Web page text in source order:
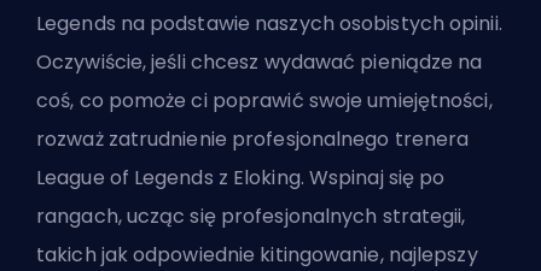
Legends na podstawie naszych osobistych opinii.
Oczywiście, jeśli chcesz wydawać pieniądze na
coś, co pomoże ci poprawić swoje umiejętności,
rozważ zatrudnienie profesjonalnego trenera
League of Legends z Eloking. Wspinaj się po
rangach, ucząc się profesjonalnych strategii,
takich jak odpowiednie kitingowanie, najlepszy